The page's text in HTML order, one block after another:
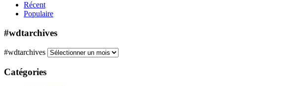
Récent
Populaire
#wdtarchives
#wdtarchives
Catégories